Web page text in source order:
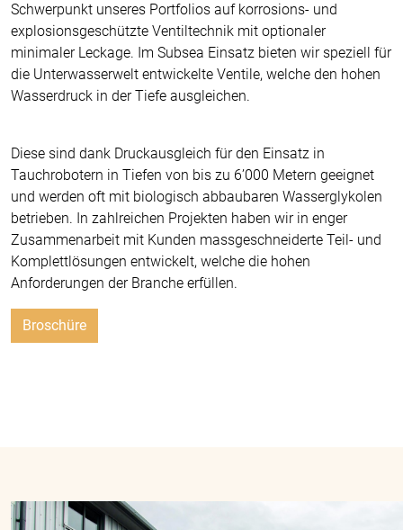
Schwerpunkt unseres Portfolios auf korrosions- und
explosionsgeschützte Ventiltechnik mit optionaler
minimaler Leckage. Im Subsea Einsatz bieten wir speziell für
die Unterwasserwelt entwickelte Ventile, welche den hohen
Wasserdruck in der Tiefe ausgleichen.
Diese sind dank Druckausgleich für den Einsatz in
Tauchrobotern in Tiefen von bis zu 6’000 Metern geeignet
und werden oft mit biologisch abbaubaren Wasserglykolen
betrieben. In zahlreichen Projekten haben wir in enger
Zusammenarbeit mit Kunden massgeschneiderte Teil- und
Komplettlösungen entwickelt, welche die hohen
Anforderungen der Branche erfüllen.
Broschüre